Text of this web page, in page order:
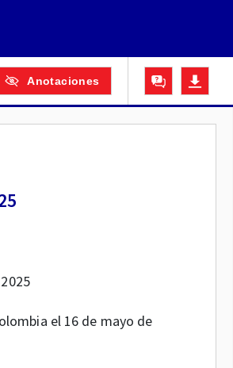
Anotaciones
el 16 de mayo de